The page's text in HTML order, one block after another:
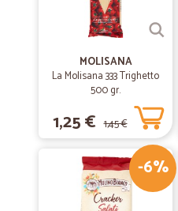
MOLISANA
La Molisana 333 Trighetto
500 gr.
1,25 € 1,45 €
-6%